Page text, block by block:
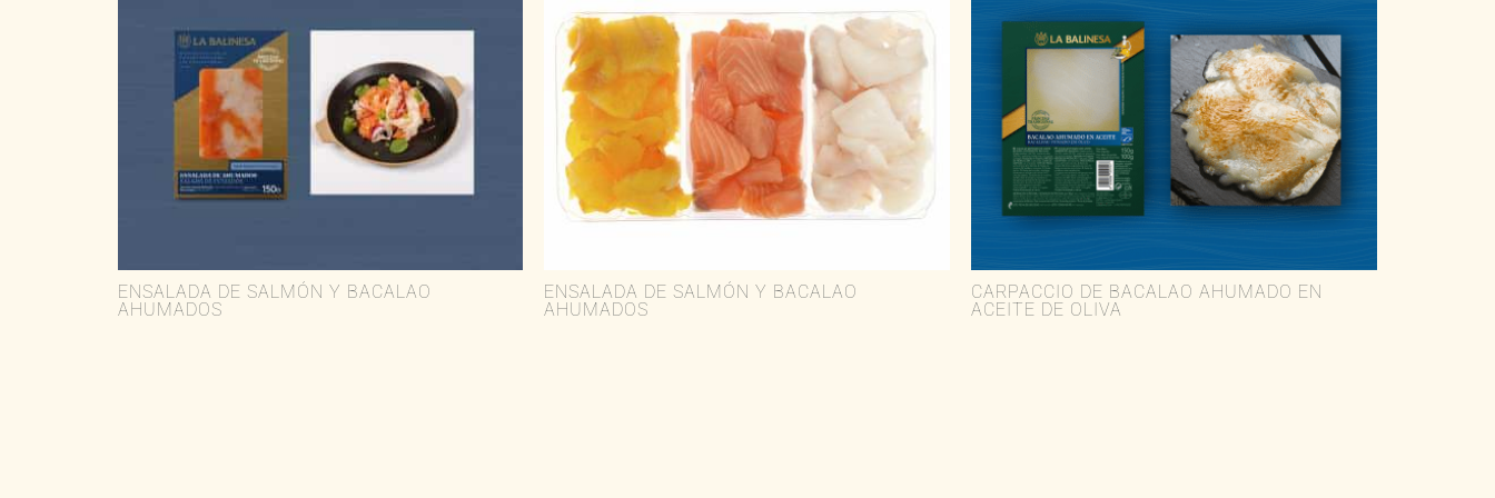
ENSALADA DE SALMÓN Y BACALAO
AHUMADOS
ENSALADA DE SALMÓN Y BACALAO
AHUMADOS
CARPACCIO DE BACALAO AHUMADO EN
ACEITE DE OLIVA